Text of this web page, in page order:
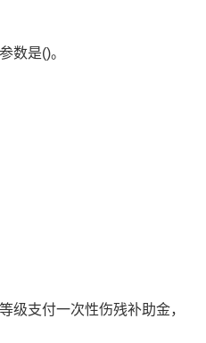
数是()。
级支付一次性伤残补助金，